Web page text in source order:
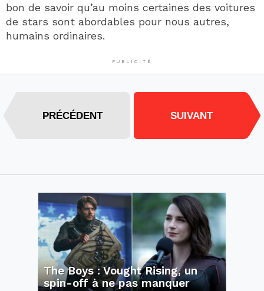
bon de savoir qu’au moins certaines des voitures
de stars sont abordables pour nous autres,
humains ordinaires.
PUBLICITÉ
PRÉCÉDENT SUIVANT
The Boys : Vought Rising, un
spin-off à ne pas manquer